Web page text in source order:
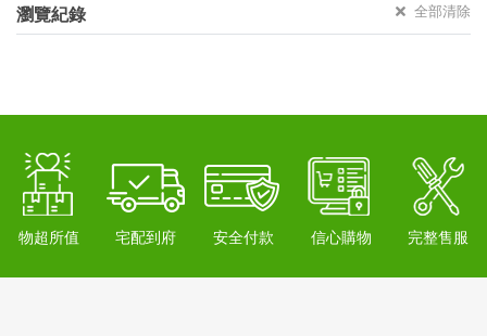
瀏覽紀錄 全部清除
物超所值 宅配到府 安全付款 信心購物 完整售服